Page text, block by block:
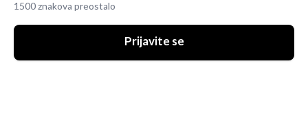
1500 znakova preostalo
Prijavite se